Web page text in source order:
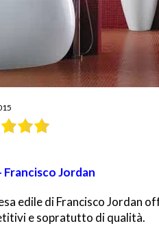
Francisco Jordan
edile di Francisco Jordan
e sopratutto di qualità.